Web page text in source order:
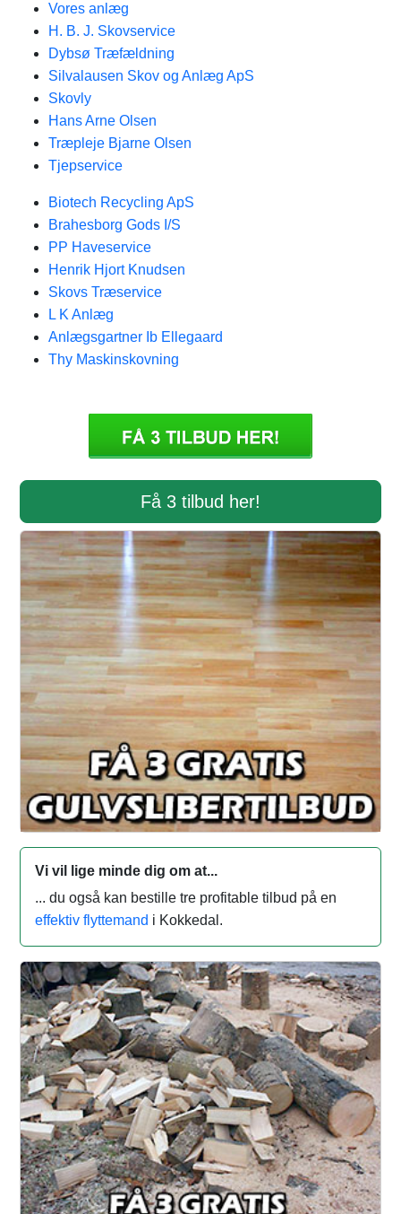
Vores anlæg
H. B. J. Skovservice
Dybsø Træfældning
Silvalausen Skov og Anlæg ApS
Skovly
Hans Arne Olsen
Træpleje Bjarne Olsen
Tjepservice
Biotech Recycling ApS
Brahesborg Gods I/S
PP Haveservice
Henrik Hjort Knudsen
Skovs Træservice
L K Anlæg
Anlægsgartner Ib Ellegaard
Thy Maskinskovning
Få 3 tilbud her!
Vi vil lige minde dig om at...
... du også kan bestille tre profitable tilbud på en
effektiv flyttemand i Kokkedal.